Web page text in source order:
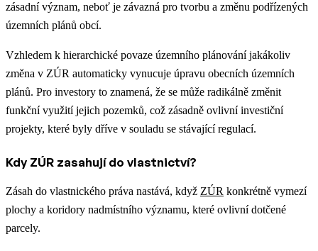
zásadní význam, neboť je závazná pro tvorbu a změnu podřízených
územních plánů obcí.
Vzhledem k hierarchické povaze územního plánování jakákoliv
změna v ZÚR automaticky vynucuje úpravu obecních územních
plánů. Pro investory to znamená, že se může radikálně změnit
funkční využití jejich pozemků, což zásadně ovlivní investiční
projekty, které byly dříve v souladu se stávající regulací.
Kdy ZÚR zasahují do vlastnictví?
Zásah do vlastnického práva nastává, když ZÚR konkrétně vymezí
plochy a koridory nadmístního významu, které ovlivní dotčené
parcely.